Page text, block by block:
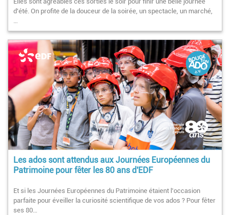
d'été. On profite de la douceur de la soirée, un spectacle, un marché,
…
Les ados sont attendus aux Journées Européennes du
Patrimoine pour fêter les 80 ans d'EDF
Et si les Journées Européennes du Patrimoine étaient l'occasion
parfaite pour éveiller la curiosité scientifique de vos ados ? Pour fêter
ses 80…